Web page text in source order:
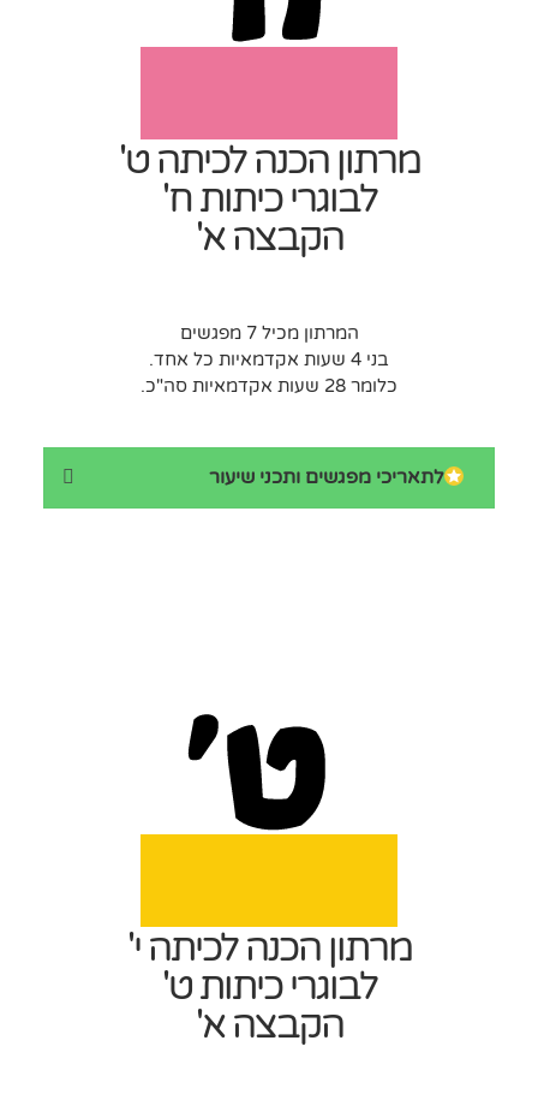
מרתון הכנה לכיתה ט'
לבוגרי כיתות ח'
הקבצה א'
המרתון מכיל 7 מפגשים
בני 4 שעות אקדמאיות כל אחד.
כלומר 28 שעות אקדמאיות סה"כ.
לתאריכי מפגשים ותכני שיעור
מרתון הכנה לכיתה י'
לבוגרי כיתות ט'
הקבצה א'